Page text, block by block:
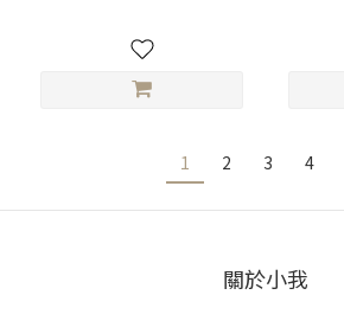
1 2 3 4
關於小我